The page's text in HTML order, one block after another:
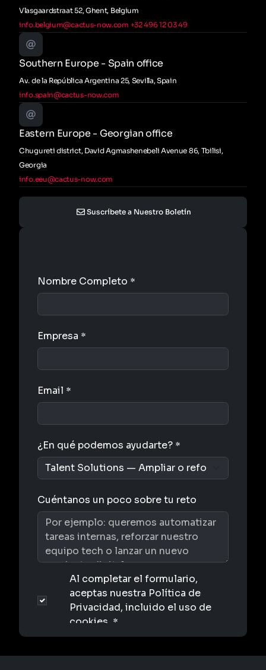
Vlasgaardstraat 52, Ghent, Belgium
info.belgium@cactus-now.com +32 496 12 03 49
Southern Europe - Spain office
Av. de la República Argentina 25, Sevilla, Spain
info.spain@cactus-now.com
Eastern Europe - Georgian office
Chugureti district, David Agmashenebeli Avenue 86, Tbilisi,
Georgia
info.eeu@cactus-now.com
Suscríbete a Nuestro Boletín